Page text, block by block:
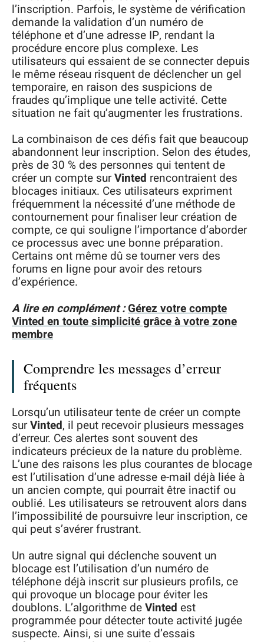
l’inscription. Parfois, le système de vérification
demande la validation d’un numéro de
téléphone et d’une adresse IP, rendant la
procédure encore plus complexe. Les
utilisateurs qui essaient de se connecter depuis
le même réseau risquent de déclencher un gel
temporaire, en raison des suspicions de
fraudes qu’implique une telle activité. Cette
situation ne fait qu’augmenter les frustrations.
La combinaison de ces défis fait que beaucoup
abandonnent leur inscription. Selon des études,
près de 30 % des personnes qui tentent de
créer un compte surVinted rencontraient des
blocages initiaux. Ces utilisateurs expriment
fréquemment la nécessité d’une méthode de
contournement pour finaliser leur création de
compte, ce qui souligne l’importance d’aborder
ce processus avec une bonne préparation.
Certains ont même dû se tourner vers des
forums en ligne pour avoir des retours
d’expérience.
A lire en complément :Gérez votre compte
Vinted en toute simplicité grâce à votre zone
membre
Comprendre les messages d’erreur
fréquents
Lorsqu’un utilisateur tente de créer un compte
surVinted, il peut recevoir plusieurs messages
d’erreur. Ces alertes sont souvent des
indicateurs précieux de la nature du problème.
L’une des raisons les plus courantes de blocage
est l’utilisation d’une adresse e-mail déjà liée à
un ancien compte, qui pourrait être inactif ou
oublié. Les utilisateurs se retrouvent alors dans
l’impossibilité de poursuivre leur inscription, ce
qui peut s’avérer frustrant.
Un autre signal qui déclenche souvent un
blocage est l’utilisation d’un numéro de
téléphone déjà inscrit sur plusieurs profils, ce
qui provoque un blocage pour éviter les
doublons. L’algorithme deVinted est
programmée pour détecter toute activité jugée
suspecte. Ainsi, si une suite d’essais